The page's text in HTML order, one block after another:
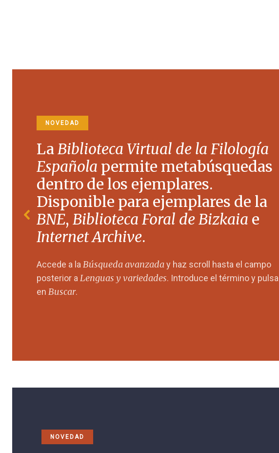
NOVEDAD
LaBiblioteca Virtual de la Filología
Española permite metabúsquedas
dentro de los ejemplares.
Disponible para ejemplares de la
BNE, Biblioteca Foral de Bizkaia e
Internet Archive.
Accede a laBúsqueda avanzaday haz scroll hasta el campo
posterior aLenguas y variedades. Introduce el término y pulsa
en Buscar.
NOVEDAD